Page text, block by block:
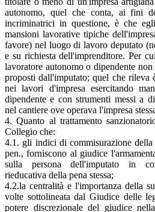
autonomo, quel che conta, ai fini
incriminatrici in questione, è che
mansioni lavorative tipiche
favore) nel luogo di lavoro deputato
e su richiesta dell'imprenditore. Per
lavoratore autonomo o dipendente
proposti dall'imputato; quel che rileva
nei lavori d'impresa esercitando
dipendente e con strumenti messi a
nel cantiere ove operava l'impresa
4. Quanto al trattamento
Collegio che:
4.1. gli indici di commisurazione
pen., forniscono al giudice
sulla persona dell'imputato in
rieducativa della pena stessa;
4.2.la centralità e l'importanza della
volte sottolineata dal Giudice delle
potere discrezionale del giudice